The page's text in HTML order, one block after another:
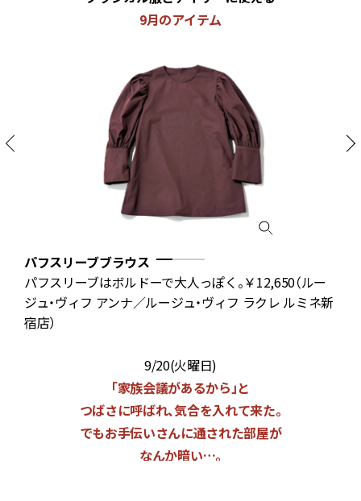
9月のアイテム
パフスリーブブラウス
パフスリーブはボルドーで大人っぽく。￥12,650（ルー
ジュ・ヴィフ アンナ／ルージュ・ヴィフ ラクレ ルミネ新
宿店）
9/20(火曜日)
「家族会議があるから」と
つばさに呼ばれ、気合を入れて来た。
でもお手伝いさんに通された部屋が
なんか暗い…。